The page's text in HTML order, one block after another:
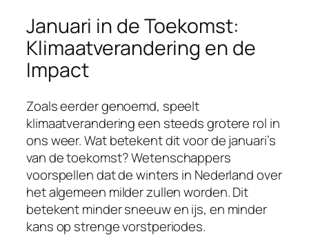
Januari in de Toekomst:
Klimaatverandering en de
Impact
Zoals eerder genoemd, speelt
klimaatverandering een steeds grotere rol in
ons weer. Wat betekent dit voor de januari’s
van de toekomst? Wetenschappers
voorspellen dat de winters in Nederland over
het algemeen milder zullen worden. Dit
betekent minder sneeuw en ijs, en minder
kans op strenge vorstperiodes.